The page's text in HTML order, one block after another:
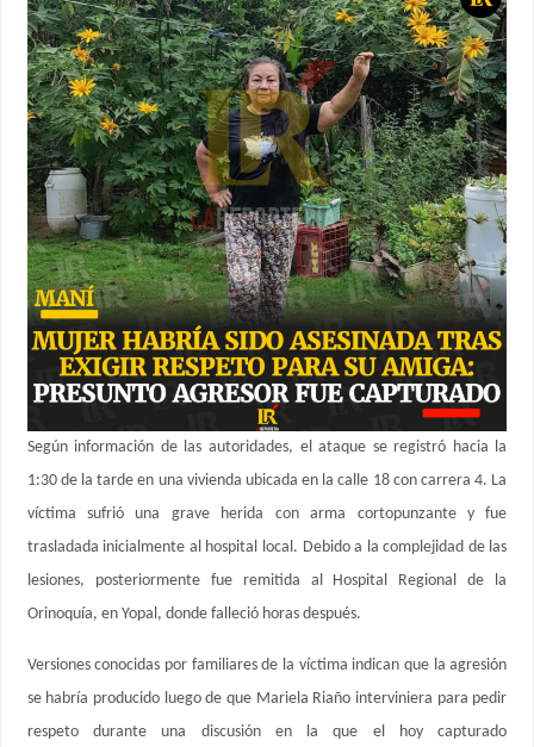
Según información de las autoridades, el ataque se registró hacia la
1:30 de la tarde en una vivienda ubicada en la calle 18 con carrera 4. La
víctima sufrió una grave herida con arma cortopunzante y fue
trasladada inicialmente al hospital local. Debido a la complejidad de las
lesiones, posteriormente fue remitida al Hospital Regional de la
Orinoquía, en Yopal, donde falleció horas después.
Versiones conocidas por familiares de la víctima indican que la agresión
se habría producido luego de que Mariela Riaño interviniera para pedir
respeto durante una discusión en la que el hoy capturado